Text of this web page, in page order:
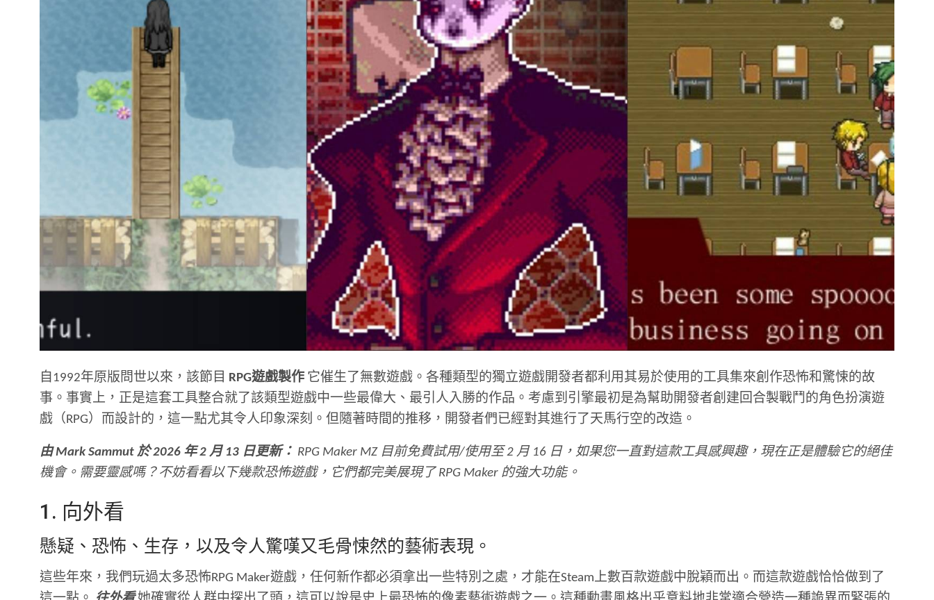
自1992年原版問世以來，該節目 RPG遊戲製作 它催生了無數遊戲。各種類型的獨立遊戲開發者都利用其易於使用的工具集來創作恐怖和驚悚的故
事。事實上，正是這套工具整合就了該類型遊戲中一些最偉大、最引人入勝的作品。考慮到引擎最初是為幫助開發者創建回合製戰鬥的角色扮演遊
戲（RPG）而設計的，這一點尤其令人印象深刻。但隨著時間的推移，開發者們已經對其進行了天馬行空的改造。
由 Mark Sammut 於 2026 年 2 月 13 日更新： RPG Maker MZ 目前免費試用/使用至 2 月 16 日，如果您一直對這款工具感興趣，現在正是體驗它的絕佳
機會。需要靈感嗎？不妨看看以下幾款恐怖遊戲，它們都完美展現了 RPG Maker 的強大功能。
1. 向外看
懸疑、恐怖、生存，以及令人驚嘆又毛骨悚然的藝術表現。
這些年來，我們玩過太多恐怖RPG Maker遊戲，任何新作都必須拿出一些特別之處，才能在Steam上數百款遊戲中脫穎而出。而這款遊戲恰恰做到了